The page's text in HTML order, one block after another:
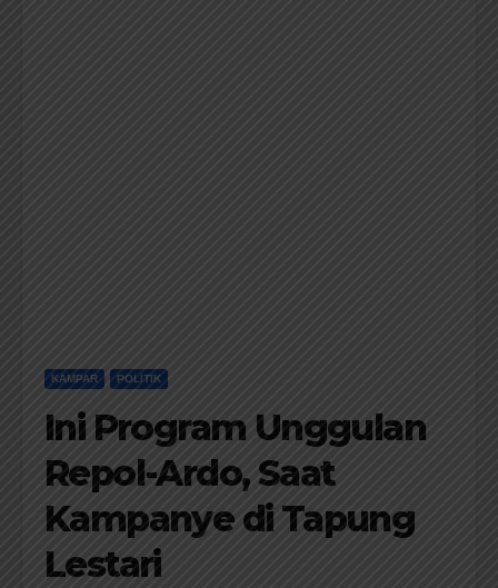
KAMPAR POLITIK
Ini Program Unggulan
Repol-Ardo, Saat
Kampanye di Tapung
Lestari